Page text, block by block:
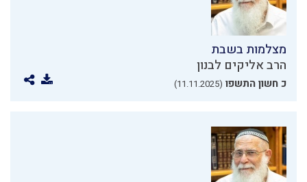
מצלמות בשבת
הרב אליקים לבנון
כ חשון התשפו (11.11.2025)